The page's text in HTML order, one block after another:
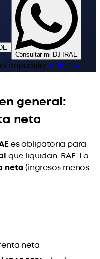
Consultar mi DJ IRAE
impuesto: guía IRAE.
general:
neta
es obligatoria para
que liquidan IRAE. La
neta (ingresos menos
neta